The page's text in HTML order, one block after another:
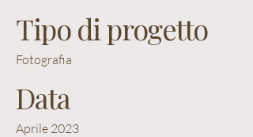
Tipo di progetto
Fotografia
Data
Aprile 2023